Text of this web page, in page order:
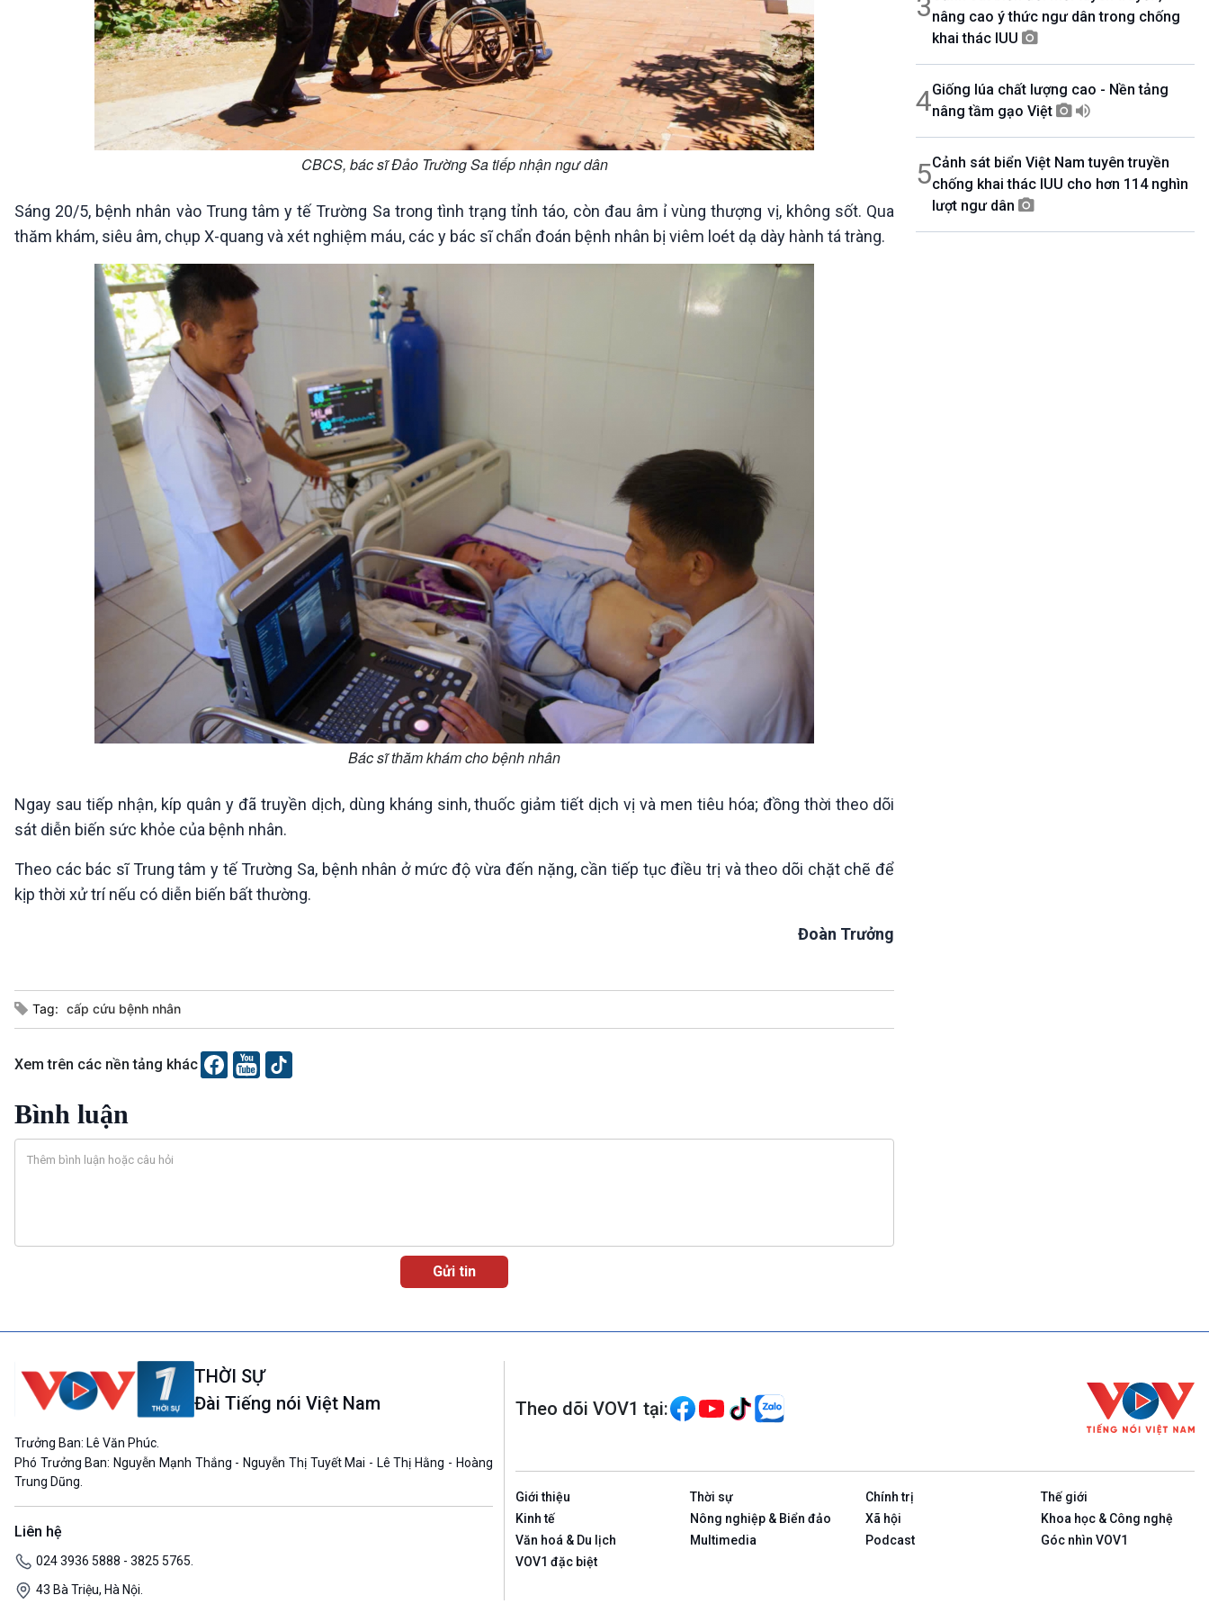
CBCS, bác sĩ Đảo Trường Sa tiếp nhận ngư dân
Sáng 20/5, bệnh nhân vào Trung tâm y tế Trường Sa trong tình trạng tỉnh táo, còn đau âm ỉ vùng thượng vị, không sốt. Qua
thăm khám, siêu âm, chụp X-quang và xét nghiệm máu, các y bác sĩ chẩn đoán bệnh nhân bị viêm loét dạ dày hành tá tràng.
Bác sĩ thăm khám cho bệnh nhân
Ngay sau tiếp nhận, kíp quân y đã truyền dịch, dùng kháng sinh, thuốc giảm tiết dịch vị và men tiêu hóa; đồng thời theo dõi
sát diễn biến sức khỏe của bệnh nhân.
Theo các bác sĩ Trung tâm y tế Trường Sa, bệnh nhân ở mức độ vừa đến nặng, cần tiếp tục điều trị và theo dõi chặt chẽ để
kịp thời xử trí nếu có diễn biến bất thường.
Đoàn Trưởng
Tag: cấp cứu bệnh nhân
Xem trên các nền tảng khác
Bình luận
nâng cao ý thức ngư dân trong chống
khai thác IUU
4Giống lúa chất lượng cao - Nền tảng
nâng tầm gạo Việt
5Cảnh sát biển Việt Nam tuyên truyền
chống khai thác IUU cho hơn 114 nghìn
lượt ngư dân
THỜI SỰ
Đài Tiếng nói Việt Nam
Trưởng Ban: Lê Văn Phúc.
Phó Trưởng Ban: Nguyễn Mạnh Thắng - Nguyễn Thị Tuyết Mai - Lê Thị Hằng - Hoàng
Trung Dũng.
Liên hệ
024 3936 5888 - 3825 5765.
43 Bà Triệu, Hà Nội.
Theo dõi VOV1 tại:
Giới thiệu Thời sự Chính trị
Thế giới
Kinh tế
Nông nghiệp & Biển đảo Xã hội
Khoa học & Công nghệ
Văn hoá & Du lịch
Multimedia Podcast
Góc nhìn VOV1
VOV1 đặc biệt